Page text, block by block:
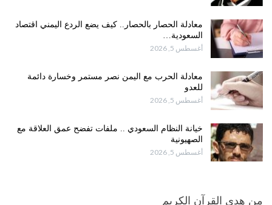
معادلة الحصار بالحصار.. كيف يضع الردع اليمني اقتصاد
السعودية…
أغسطس 5, 2026
معادلة الحرب مع اليمن نصر مستمر وخسارة دائمة
للعدو
أغسطس 5, 2026
خيانة النظام السعودي .. ملفات تفضح عمق العلاقة مع
الصهيونية
أغسطس 5, 2026
من هدى القرآن الكريم